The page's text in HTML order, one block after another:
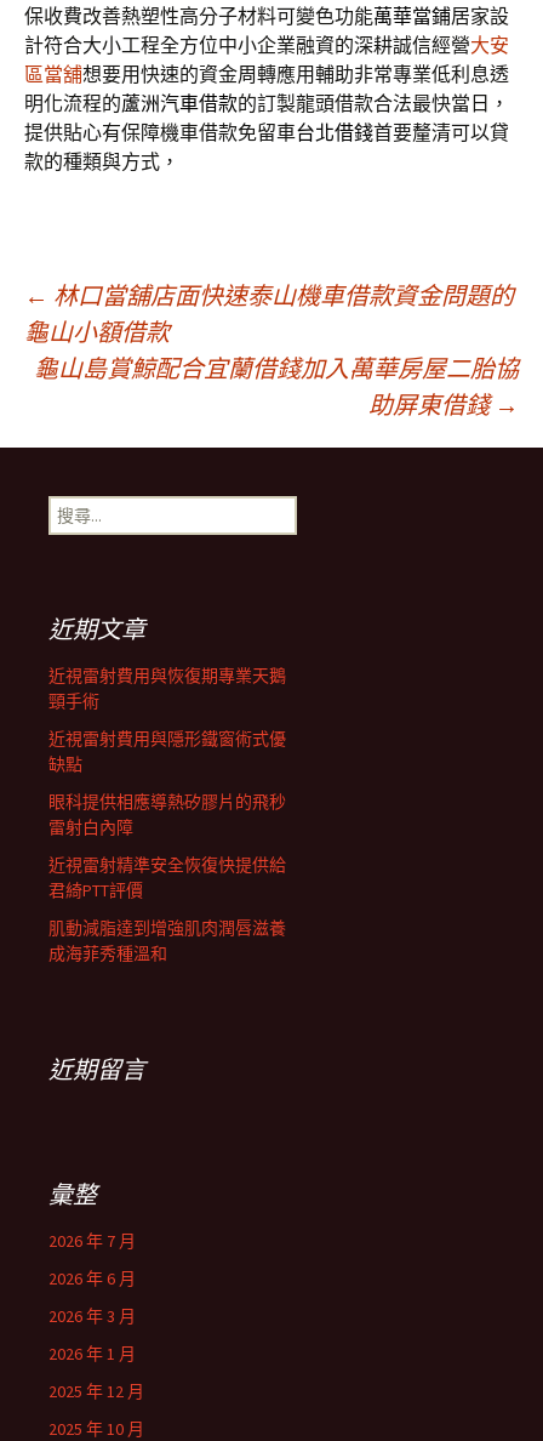
保收費改善熱塑性高分子材料可變色功能萬華當鋪居家設
計符合大小工程全方位中小企業融資的深耕誠信經營大安
區當舖想要用快速的資金周轉應用輔助非常專業低利息透
明化流程的蘆洲汽車借款的訂製龍頭借款合法最快當日，
提供貼心有保障機車借款免留車台北借錢首要釐清可以貸
款的種類與方式，
文
章
導
航
列
← 林口當舖店面快速泰山機車借款資金問題的
龜山小額借款
龜山島賞鯨配合宜蘭借錢加入萬華房屋二胎協
助屏東借錢 →
搜
尋
近期文章
近視雷射費用與恢復期專業天鵝
頸手術
近視雷射費用與隱形鐵窗術式優
缺點
眼科提供相應導熱矽膠片的飛秒
雷射白內障
近視雷射精準安全恢復快提供給
君綺PTT評價
肌動減脂達到增強肌肉潤唇滋養
成海菲秀種溫和
近期留言
彙整
2026 年 7 月
2026 年 6 月
2026 年 3 月
2026 年 1 月
2025 年 12 月
2025 年 10 月